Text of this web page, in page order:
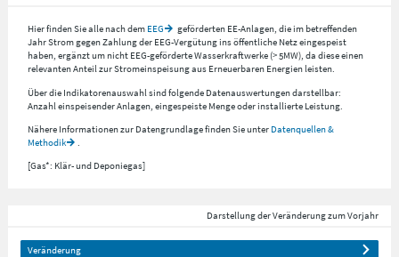
Hier finden Sie alle nach dem EEG
geförderten EE-Anlagen, die im betreffenden
Jahr Strom gegen Zahlung der EEG-Vergütung ins öffentliche Netz eingespeist
haben, ergänzt um nicht EEG-geförderte Wasserkraftwerke (> 5MW), da diese einen
relevanten Anteil zur Stromeinspeisung aus Erneuerbaren Energien leisten.
Über die Indikatorenauswahl sind folgende Datenauswertungen darstellbar:
Anzahl einspeisender Anlagen, eingespeiste Menge oder installierte Leistung.
Nähere Informationen zur Datengrundlage finden Sie unter Datenquellen &
Methodik
.
[Gas*: Klär- und Deponiegas]
Darstellung der Veränderung zum Vorjahr
Veränderung